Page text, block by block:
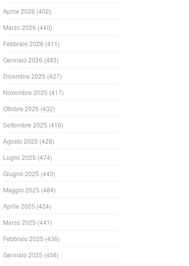
Aprile 2026 (402)
Marzo 2026 (440)
Febbraio 2026 (411)
Gennaio 2026 (483)
Dicembre 2025 (427)
Novembre 2025 (417)
Ottobre 2025 (432)
Settembre 2025 (416)
Agosto 2025 (428)
Luglio 2025 (474)
Giugno 2025 (443)
Maggio 2025 (484)
Aprile 2025 (424)
Marzo 2025 (441)
Febbraio 2025 (436)
Gennaio 2025 (456)